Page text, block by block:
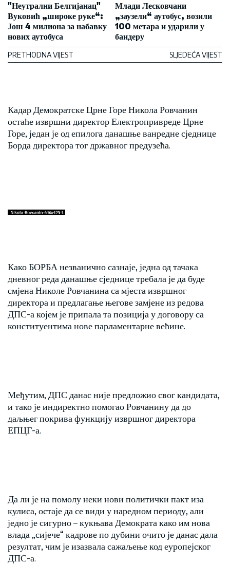
"Неутрални Белгијанац"
Вуковић „широке руке“:
Још 4 милиона за набавку
нових аутобуса
PRETHODNA VIJEST
Млади Лесковчани
„заузели“ аутобус, возили
100 метара и ударили у
бандеру
SLJEDEĆA VIJEST
Кадар Демократске Црне Горе Никола Ровчанин
остаће извршни директор Електропривреде Црне
Горе, један је од епилога данашње ванредне сједнице
Борда директора тог државног предузећа.
Како БОРБА незванично сазнаје, једна од тачака
дневног реда данашње сједнице требала је да буде
смјена Николе Ровчанина са мјеста извршног
директора и предлагање његове замјене из редова
ДПС-а којем је припала та позиција у договору са
конституентима нове парламентарне већине.
Међутим, ДПС данас није предложио свог кандидата,
и тако је индиректно помогао Ровчанину да до
даљњег покрива функцију извршног директора
ЕПЦГ-а.
Да ли је на помолу неки нови политички пакт иза
кулиса, остаје да се види у наредном периоду, али
једно је сигурно – кукњава Демократа како им нова
влада „сијече“ кадрове по дубини очито је данас дала
резултат, чим је изазвала сажаљење код еуропејског
ДПС-а.